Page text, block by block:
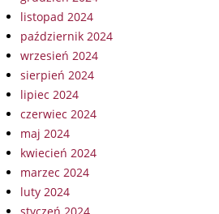
listopad 2024
październik 2024
wrzesień 2024
sierpień 2024
lipiec 2024
czerwiec 2024
maj 2024
kwiecień 2024
marzec 2024
luty 2024